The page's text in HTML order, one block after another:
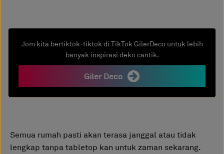
Jom kita bertiktok-tiktok di TikTok GilerDeco untuk lebih
banyak inspirasi deko cantik.
Giler Deco
Semua rumah pasti akan terasa janggal atau tidak
lengkap tanpa tabletop kan untuk zaman sekarang.